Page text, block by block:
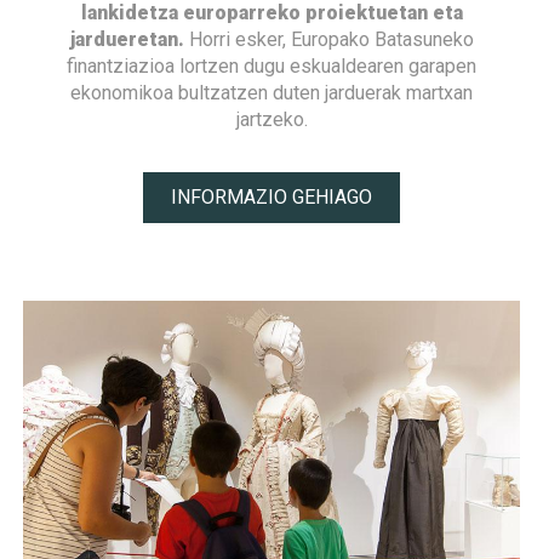
lankidetza europarreko proiektuetan eta
jardueretan. Horri esker, Europako Batasuneko
finantziazioa lortzen dugu eskualdearen garapen
ekonomikoa bultzatzen duten jarduerak martxan
jartzeko.
INFORMAZIO GEHIAGO